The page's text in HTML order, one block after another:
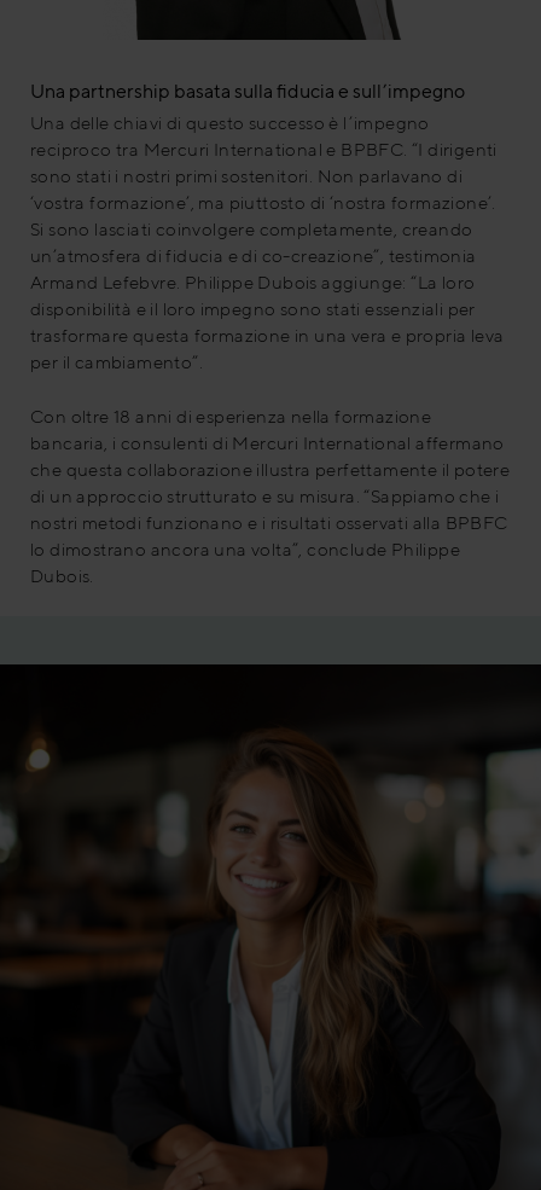
Una partnership basata sulla fiducia e sull’impegno
Una delle chiavi di questo successo è l’impegno
reciproco tra Mercuri International e BPBFC. “I dirigenti
sono stati i nostri primi sostenitori. Non parlavano di
‘vostra formazione’, ma piuttosto di ‘nostra formazione’.
Si sono lasciati coinvolgere completamente, creando
un’atmosfera di fiducia e di co-creazione”, testimonia
Armand Lefebvre. Philippe Dubois aggiunge: “La loro
disponibilità e il loro impegno sono stati essenziali per
trasformare questa formazione in una vera e propria leva
per il cambiamento”.
Con oltre 18 anni di esperienza nella formazione
bancaria, i consulenti di Mercuri International affermano
che questa collaborazione illustra perfettamente il potere
di un approccio strutturato e su misura. “Sappiamo che i
nostri metodi funzionano e i risultati osservati alla BPBFC
lo dimostrano ancora una volta”, conclude Philippe
Dubois.